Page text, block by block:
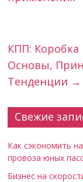
КПП:
Основы,
Тенденции →
Свежие
Как сэкономить
провоза юных
Бизнес на